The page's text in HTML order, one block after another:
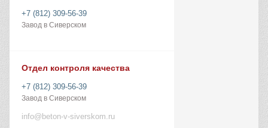
+7 (812) 309-56-39
Завод в Сиверском
Отдел контроля качества
+7 (812) 309-56-39
Завод в Сиверском
info@beton-v-siverskom.ru